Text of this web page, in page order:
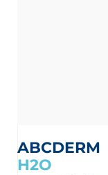
ABCDERM
H2O